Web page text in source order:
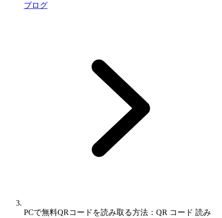
ブログ
PCで無料QRコードを読み取る方法：QR コード 読み